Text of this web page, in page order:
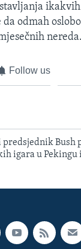
da odmah
nereda.
Follow us
li predsjednik
igara u Pekingu